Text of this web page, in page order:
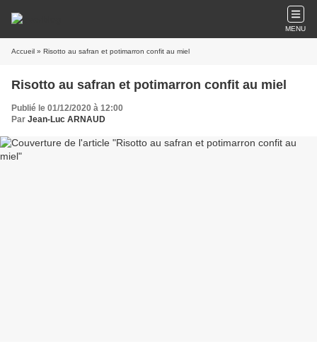
MENU
Accueil » Risotto au safran et potimarron confit au miel
Risotto au safran et potimarron confit au miel
Publié le 01/12/2020 à 12:00
Par Jean-Luc ARNAUD